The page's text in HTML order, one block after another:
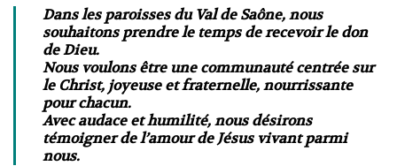
Dans les paroisses du Val de Saône, nous
souhaitons prendre le temps de recevoir le don
de Dieu.
Nous voulons être une communauté centrée sur
le Christ, joyeuse et fraternelle, nourrissante
pour chacun.
Avec audace et humilité, nous désirons
témoigner de l’amour de Jésus vivant parmi
nous.